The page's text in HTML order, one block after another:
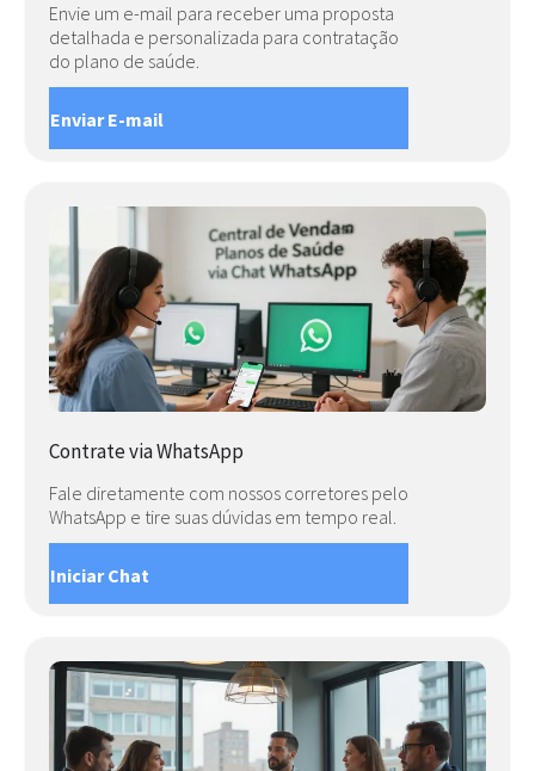
Envie um e-mail para receber uma proposta
detalhada e personalizada para contratação
do plano de saúde.
Enviar E-mail
Contrate via WhatsApp
Fale diretamente com nossos corretores pelo
WhatsApp e tire suas dúvidas em tempo real.
Iniciar Chat